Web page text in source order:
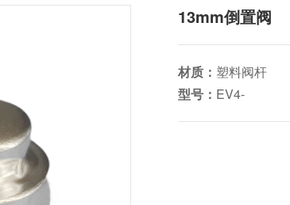
13mm倒置阀
材质： 塑料阀杆
型号： EV4-